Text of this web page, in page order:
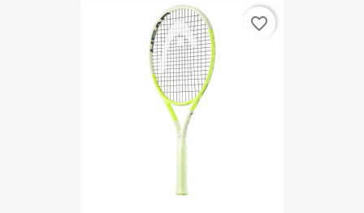
favorite_border